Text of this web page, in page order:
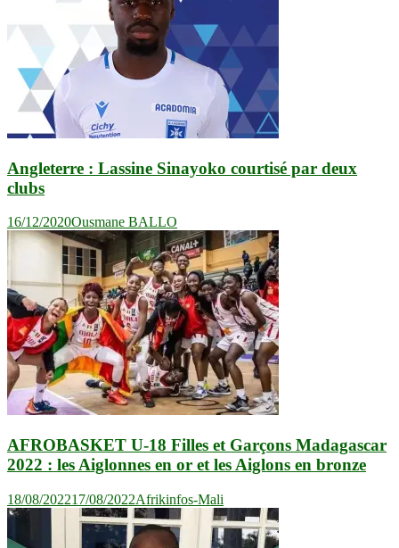
Angleterre : Lassine Sinayoko courtisé par deux
clubs
16/12/2020Ousmane BALLO
AFROBASKET U-18 Filles et Garçons Madagascar
2022 : les Aiglonnes en or et les Aiglons en bronze
18/08/202217/08/2022Afrikinfos-Mali